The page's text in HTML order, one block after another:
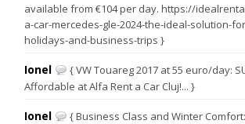
available from €104 per day. https://
a-car-mercedes-gle-2024-the-ideal-solution-
holidays-and-business-trips }
Ionel
{ VW Touareg 2017 at 55 euro/day:
Affordable at Alfa Rent a Car Cluj!... }
Ionel
{ Business Class and Winter Comfort: